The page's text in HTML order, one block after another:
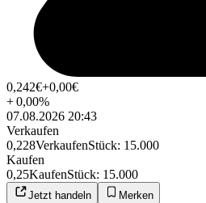
0,242€+0,00€
+0,00%
07.08.2026 20:43
Verkaufen
0,228VerkaufenStück: 15.000
Kaufen
0,25KaufenStück: 15.000
Jetzt handeln Merken